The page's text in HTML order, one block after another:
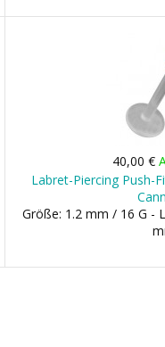
40,00 €
Labret-Piercing Push-
Größe: 1.2 mm / 16 G -